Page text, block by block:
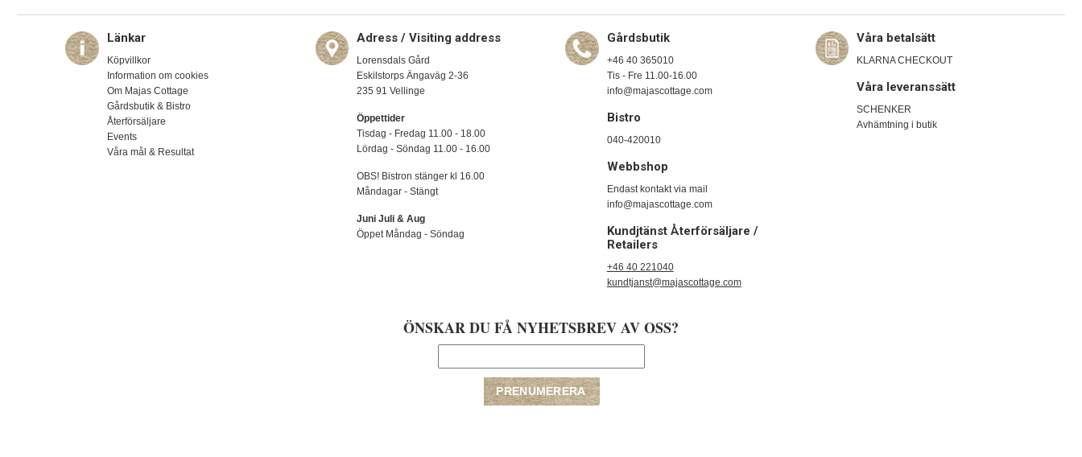
Länkar
Köpvillkor
Information om cookies
Om Majas Cottage
Gårdsbutik & Bistro
Återförsäljare
Events
Våra mål & Resultat
Adress / Visiting address
Lorensdals Gård
Eskilstorps Ängaväg 2-36
235 91 Vellinge
Öppettider
Tisdag - Fredag 11.00 - 18.00
Lördag - Söndag 11.00 - 16.00
OBS! Bistron stänger kl 16.00
Måndagar - Stängt
Juni Juli & Aug
Öppet Måndag - Söndag
Gårdsbutik
+46 40 365010
Tis - Fre 11.00-16.00
info@majascottage.com
Bistro
040-420010
Webbshop
Endast kontakt via mail
info@majascottage.com
Kundjtänst Återförsäljare /
Retailers
+46 40 221040
kundtjanst@majascottage.com
Våra betalsätt
KLARNA CHECKOUT
Våra leveranssätt
SCHENKER
Avhämtning i butik
ÖNSKAR DU FÅ NYHETSBREV AV OSS?